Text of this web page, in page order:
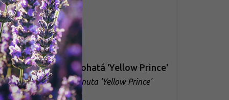
Fialka rohatá 'Yellow Prince'
Viola cornuta 'Yellow Prince'